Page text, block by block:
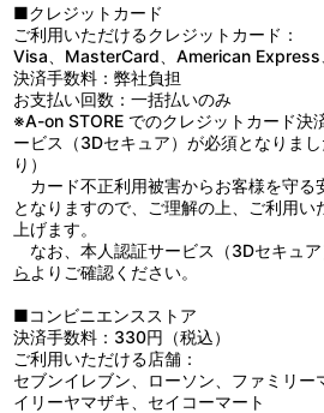
■クレジットカード
ご利用いただけるクレジットカード：
Visa、MasterCard、American Express
決済手数料：弊社負担
お支払い回数：一括払いのみ
※A-on STORE でのクレジットカード決
ービス（3Dセキュア）が必須となりま
り）
カード不正利用被害からお客様を守る
となりますので、ご理解の上、ご利用い
上げます。
なお、本人認証サービス（3Dセキュ
ら よりご確認ください。
■コンビニエンスストア
決済手数料：330円（税込）
ご利用いただける店舗：
セブンイレブン、ローソン、ファミリ
イリーヤマザキ、セイコーマート